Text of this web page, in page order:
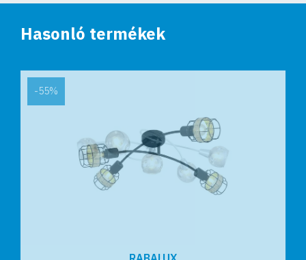
Hasonló termékek
-55%